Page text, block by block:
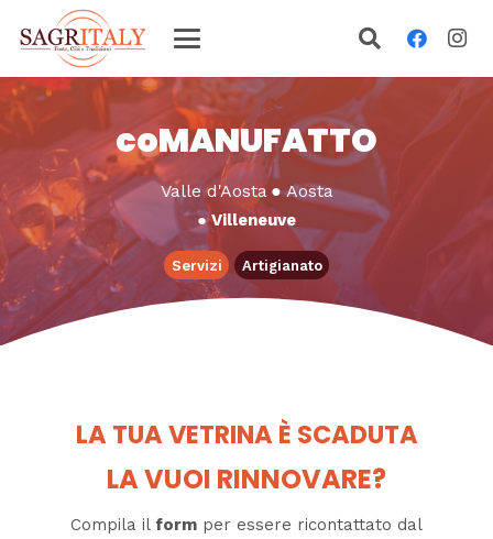
coMANUFATTO
Valle d'Aosta ●Aosta
●Villeneuve
Servizi Artigianato
LA TUA VETRINA È SCADUTA
LA VUOI RINNOVARE?
Compila il form per essere ricontattato dal